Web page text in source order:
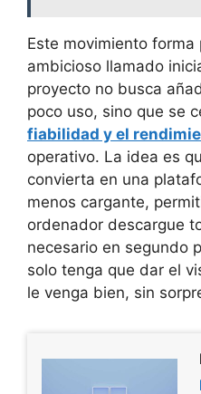
Este movimiento
ambicioso llamado
proyecto no busca
poco uso, sino que se
fiabilidad y el
operativo. La idea es
convierta en una
menos cargante,
ordenador descargue
necesario en segundo
solo tenga que dar el
le venga bien, sin